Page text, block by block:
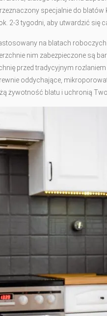
specjalnie do
2-3 tygodni, aby utwardzić się
na blatach
nim zabezpieczone są
przed tradycyjnym
oddychające,
żywotność blatu i uchronią